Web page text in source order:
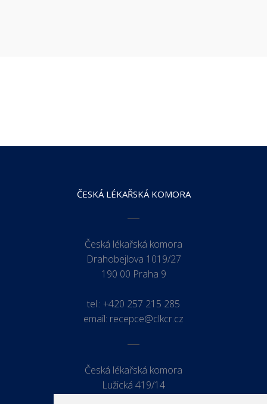
ČESKÁ LÉKAŘSKÁ KOMORA
Česká lékařská komora
Drahobejlova 1019/27
190 00 Praha 9
tel.: +420 257 215 285
email: recepce@clkcr.cz
Česká lékařská komora
Lužická 419/14